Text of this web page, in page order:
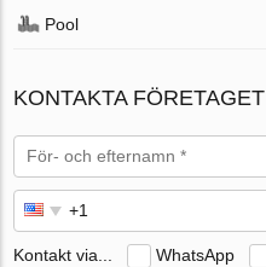
Pool
KONTAKTA FÖRETAGET
Kontakt via... WhatsApp